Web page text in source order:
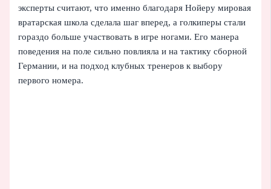
эксперты считают, что именно благодаря Нойеру мировая
вратарская школа сделала шаг вперед, а голкиперы стали
гораздо больше участвовать в игре ногами. Его манера
поведения на поле сильно повлияла и на тактику сборной
Германии, и на подход клубных тренеров к выбору
первого номера.